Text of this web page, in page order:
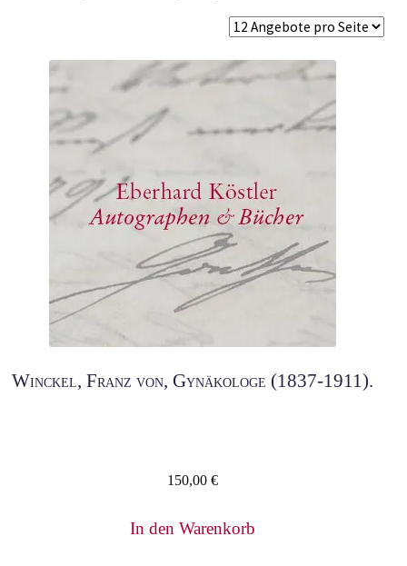
Winckel, Franz von, Gynäkologe (1837-1911).
150,00 €
In den Warenkorb